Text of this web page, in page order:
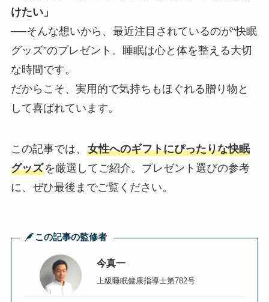
けたい」
──そんな想いから、最近注目されているのが“快眠
グッズ”のプレゼント。睡眠は心と体を整える大切
な時間です。
だからこそ、実用的で気持ちもほぐれる贈り物と
して喜ばれています。
この記事では、 女性へのギフトにぴったりな快眠
グッズを厳選してご紹介。プレゼント選びの参考
に、ぜひ最後までご覧ください。
この記事の監修者
今真一
上級睡眠健康指導士第782号